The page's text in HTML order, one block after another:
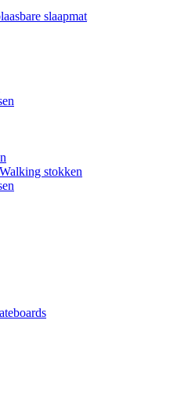
slaapmat
stokken